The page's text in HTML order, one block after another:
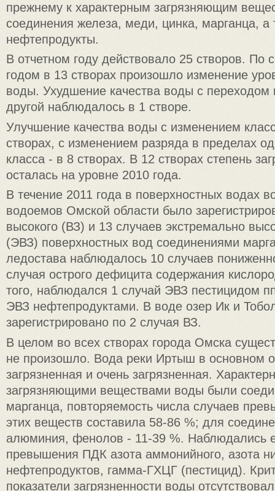
прежнему к характерным загрязняющим
соединения железа, меди, цинка, марганца, а
нефтепродукты.
В отчетном году действовало 25 створов. По
годом в 13 створах произошло изменение
воды. Ухудшение качества воды с переходом
другой наблюдалось в 1 створе.
Улучшение качества воды с изменением
створах, с изменением разряда в пределах
класса - в 8 створах. В 12 створах степень
осталась на уровне 2010 года.
В течение 2011 года в поверхностных водах
водоемов Омской области было
высокого (ВЗ) и 13 случаев экстремально
(ЭВЗ) поверхностных вод соединениями
ледостава наблюдалось 10 случаев
случая острого дефицита содержания
того, наблюдался 1 случай ЭВЗ пестицидом
ЭВЗ нефтепродуктами. В воде озер Ик и
зарегистрировано по 2 случая ВЗ.
В целом во всех створах города Омска
не произошло. Вода реки Иртыш в основном
загрязненная и очень загрязненная.
загрязняющими веществами воды были
марганца, повторяемость числа случаев
этих веществ составила 58-86 %; для
алюминия, фенолов - 11-39 %. Наблюдались
превышения ПДК азота аммонийного, азота
нефтепродуктов, гамма-ГХЦГ (пестицид).
показатели загрязненности воды